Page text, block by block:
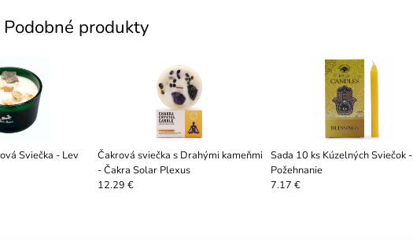
Podobné produkty
Sviečka - Lev
Čakrová sviečka s Drahými kameňmi
- Čakra Solar Plexus
12.29 €
Sada 10 ks Kúzelných Sviečok -
Požehnanie
7.17 €